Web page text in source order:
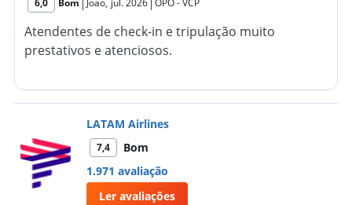
Atendentes de check-in e tripulação muito
prestativos e atenciosos.
LATAM Airlines
7,4
Bom
1.971 avaliação
Ler avaliações